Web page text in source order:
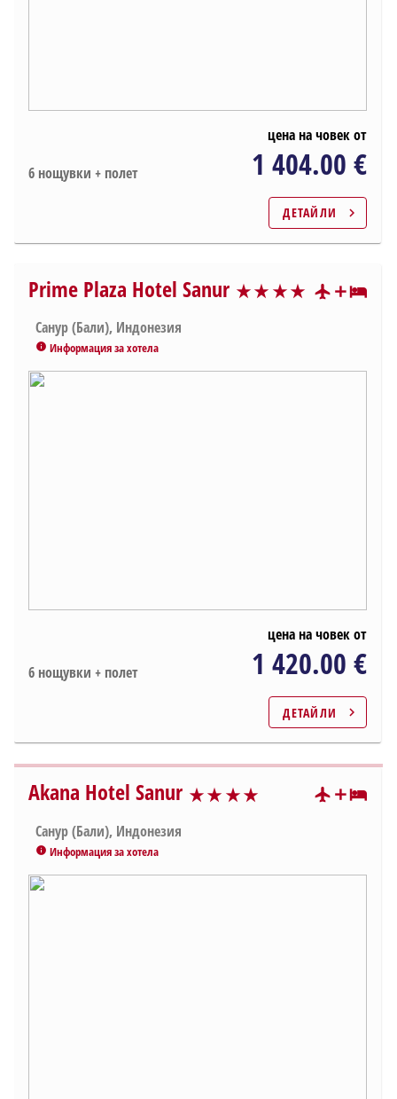
6 нощувки + полет
цена на човек от
1 404.00 €
ДЕТАЙЛИ chevron_right
Prime Plaza Hotel Sanur star_rate star_rate star_rate star_rate star_ratestar_ratestar_rate
Санур (Бали), Индонезия
info Информация за хотела
6 нощувки + полет
цена на човек от
1 420.00 €
ДЕТАЙЛИ chevron_right
Akana Hotel Sanur star_rate star_rate star_rate star_rate
Санур (Бали), Индонезия
info Информация за хотела